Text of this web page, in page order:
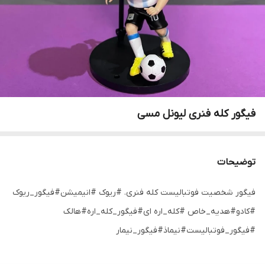
فیگور کله فنری لیونل مسی
توضیحات
فیگور شخصیت فوتبالیست کله فنری. #ریوک #انیمیشن#فیگور_ریوک
#کادو#هدیه_خاص #کله_اره ای#فیگور_کله_اره#هالک
#فیگور_فوتبالیست#نیماذ#فیگور_نیمار